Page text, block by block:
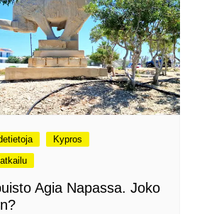
Kypros
Agia Napassa. Joko